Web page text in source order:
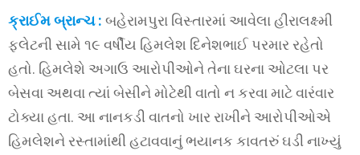
ક્રાઈમ બ્રાન્ચ : બહેરામપુરા વિસ્તારમાં આવેલા હીરાલક્ષ્મી
ફ્લેટની સામે ૧૯ વર્ષીય હિમલેશ દિનેશભાઈ પરમાર રહેતો
હતો. હિમલેશે અગાઉ આરોપીઓને તેના ઘરના ઓટલા પર
બેસવા અથવા ત્યાં બેસીને મોટેથી વાતો ન કરવા માટે વારંવાર
ટોક્યા હતા. આ નાનકડી વાતનો ખાર રાખીને આરોપીઓએ
હિમલેશને રસ્તામાંથી હટાવવાનું ભયાનક કાવતરું ઘડી નાખ્યું